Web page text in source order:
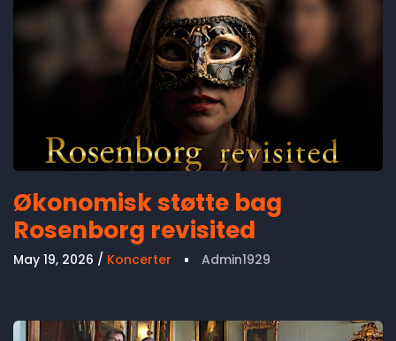
Økonomisk støtte bag
Rosenborg revisited
May 19, 2026 Koncerter Admin1929